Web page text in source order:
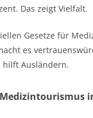
Das zeigt Vielfalt.
Gesetze für
es
hilft Ausländern.